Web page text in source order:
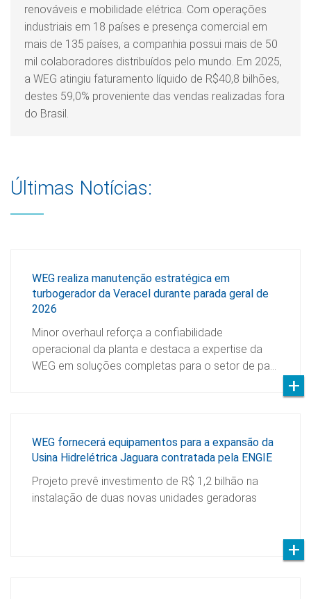
renováveis e mobilidade elétrica. Com operações
industriais em 18 países e presença comercial em
mais de 135 países, a companhia possui mais de 50
mil colaboradores distribuídos pelo mundo. Em 2025,
a WEG atingiu faturamento líquido de R$40,8 bilhões,
destes 59,0% proveniente das vendas realizadas fora
do Brasil.
Últimas Notícias:
WEG realiza manutenção estratégica em
turbogerador da Veracel durante parada geral de
2026
Minor overhaul reforça a confiabilidade
operacional da planta e destaca a expertise da
WEG em soluções completas para o setor de pa…
WEG fornecerá equipamentos para a expansão da
Usina Hidrelétrica Jaguara contratada pela ENGIE
Projeto prevê investimento de R$ 1,2 bilhão na
instalação de duas novas unidades geradoras